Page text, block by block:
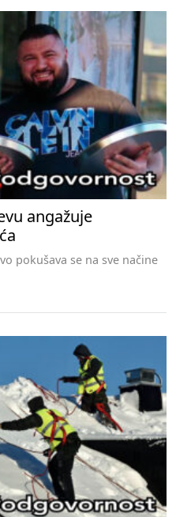
angažuje
pokušava se na sve načine